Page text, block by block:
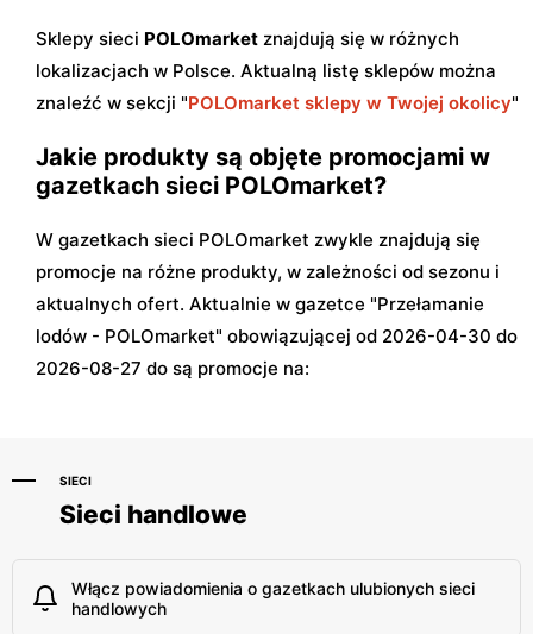
Sklepy sieci POLOmarket znajdują się w różnych
lokalizacjach w Polsce. Aktualną listę sklepów można
znaleźć w sekcji "POLOmarket sklepy w Twojej okolicy"
Jakie produkty są objęte promocjami w
gazetkach sieci POLOmarket?
W gazetkach sieci POLOmarket zwykle znajdują się
promocje na różne produkty, w zależności od sezonu i
aktualnych ofert. Aktualnie w gazetce "Przełamanie
lodów - POLOmarket" obowiązującej od 2026-04-30 do
2026-08-27 do są promocje na:
SIECI
Sieci handlowe
Włącz powiadomienia o gazetkach ulubionych sieci
handlowych